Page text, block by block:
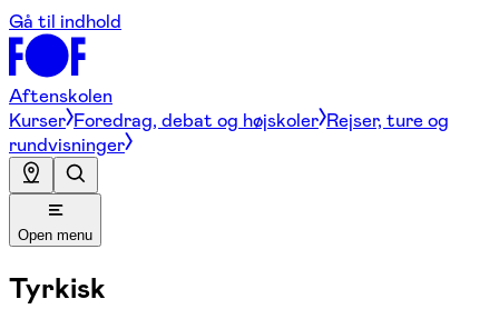
Gå til indhold
Aftenskolen
Kurser Foredrag, debat og højskoler Rejser, ture og
rundvisninger
Open menu
Tyrkisk